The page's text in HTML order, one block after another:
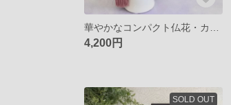
4,200円
SOLD OUT